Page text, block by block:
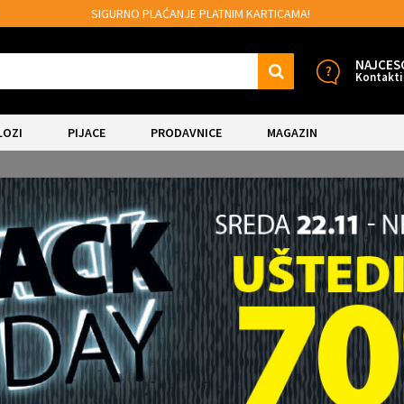
MOGUĆNOST BESPLATNE ISPORUKE!
PIJACE PRODAVNICE MAGAZIN